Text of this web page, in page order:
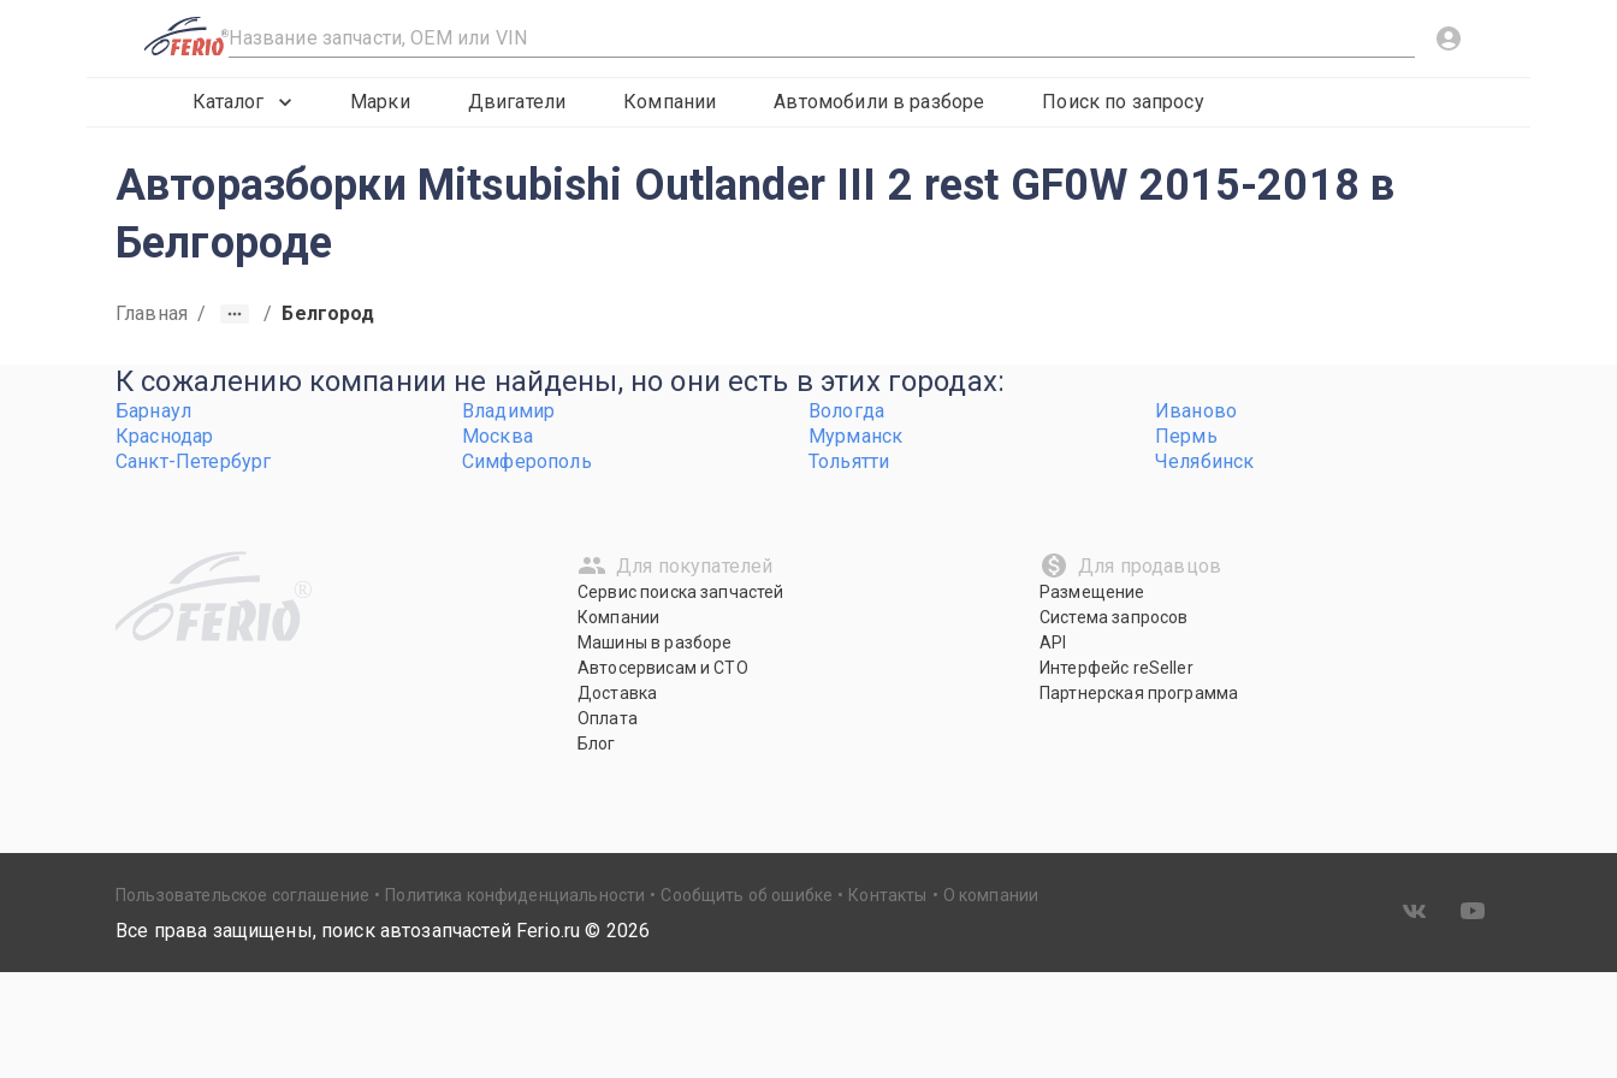
R
Каталог Марки Двигатели Компании Автомобили в разборе Поиск по запросу
Авторазборки Mitsubishi Outlander III 2 rest GF0W 2015-2018 в
Белгороде
Главная / / Белгород
К сожалению компании не найдены, но они есть в этих городах:
Барнаул Владимир Вологда
Иваново
Краснодар
Москва Мурманск
Пермь
Санкт-Петербург
Симферополь Тольятти Челябинск
R
Для покупателей
Сервис поиска запчастей
Компании
Машины в разборе
Автосервисам и СТО
Доставка
Оплата
Блог
Для продавцов
Размещение
Система запросов
API
Интерфейс reSeller
Партнерская программа
Пользовательское соглашение Политика конфиденциальности Сообщить об ошибке Контакты О компании
Все права защищены, поиск автозапчастей Ferio.ru © 2026